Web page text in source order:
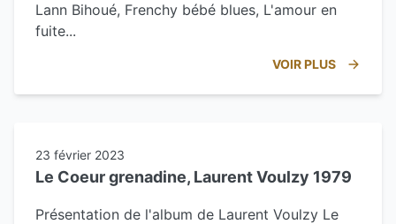
Lann Bihoué, Frenchy bébé blues, L'amour en
fuite...
VOIR PLUS
23 février 2023
Le Coeur grenadine, Laurent Voulzy 1979
Présentation de l'album de Laurent Voulzy Le